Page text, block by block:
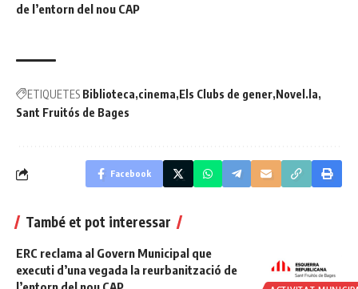
de l’entorn del nou CAP
ETIQUETES Biblioteca cinema Els Clubs de gener Novel.la
Sant Fruitós de Bages
Facebook
També et pot interessar
ERC reclama al Govern Municipal que
executi d’una vegada la reurbanització de